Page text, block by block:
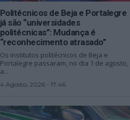
Politécnicos de Beja e Portalegre
já são “universidades
politécnicas”: Mudança é
“reconhecimento atrasado”
Os institutos politécnicos de Beja e
Portalegre passaram, no dia 1 de agosto,
a...
4 Agosto, 2026 - 17:46